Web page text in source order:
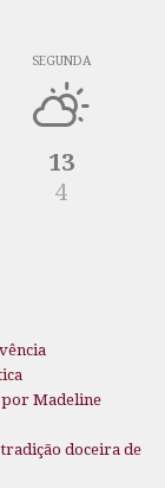
SEGUNDA
13
4
por Madeline
doceira de